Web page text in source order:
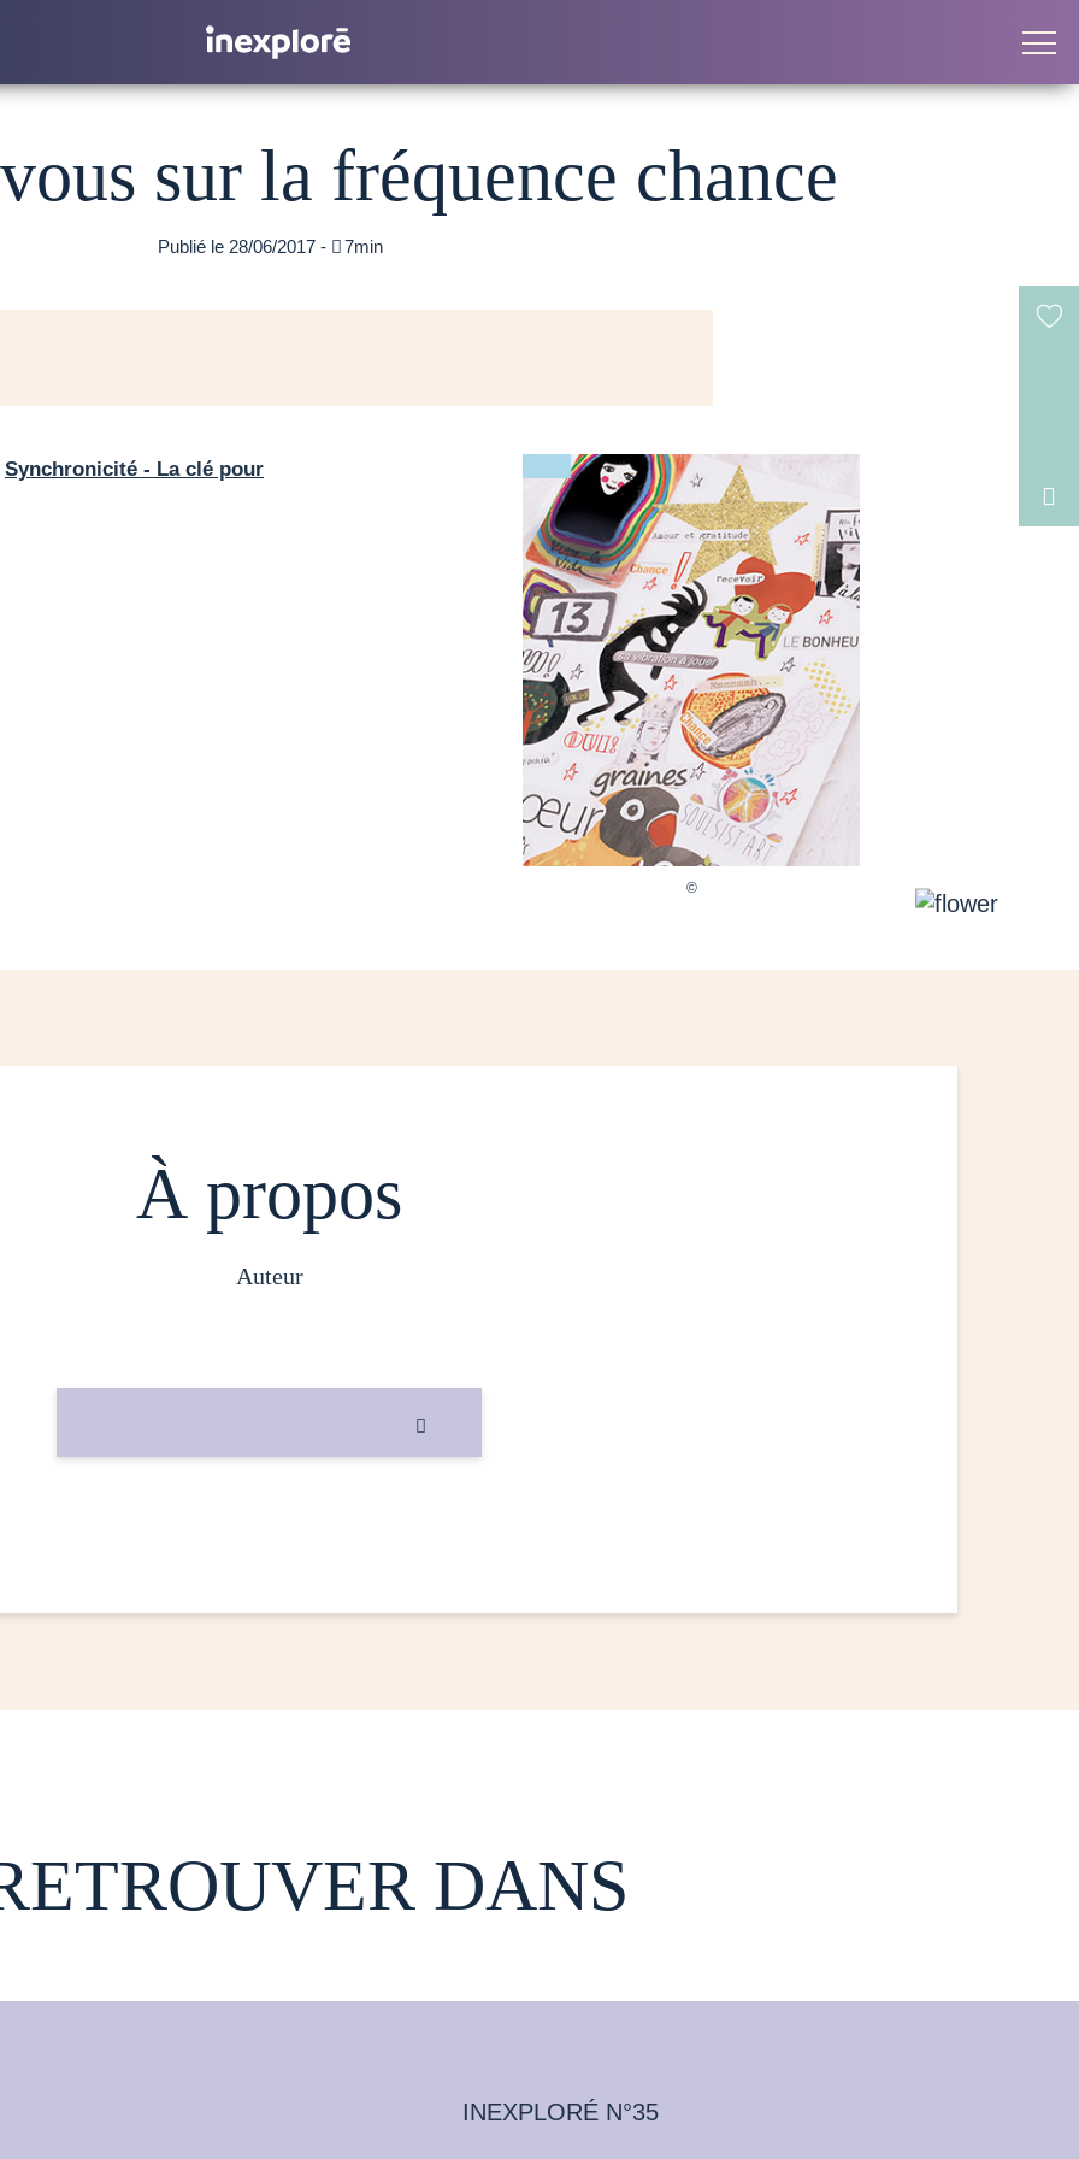
sur la fréquence chance
Publié le 28/06/2017 - 7min

Synchronicité - La clé pour
À propos
auteur

DANS
INEXPLORÉ N°35